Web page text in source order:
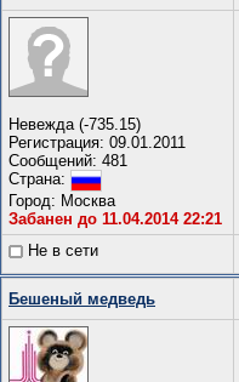
Невежда (-735.15)
Регистрация: 09.01.2011
Сообщений: 481
Страна:
Город: Москва
Забанен до 11.04.2014 22:21
Не в сети
Бешеный медведь